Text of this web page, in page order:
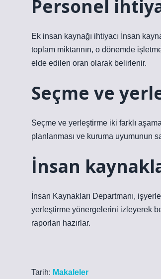
Personel
Ek insan kaynağı ihtiyacı İnsan
toplam miktarının, o dönemde
elde edilen oran olarak belirlenir.
Seçme ve
Seçme ve yerleştirme iki farklı
planlanması ve kuruma uyumunun
İnsan
İnsan Kaynakları Departmanı,
yerleştirme yönergelerini izleyerek
raporları hazırlar.
Tarih: Makaleler